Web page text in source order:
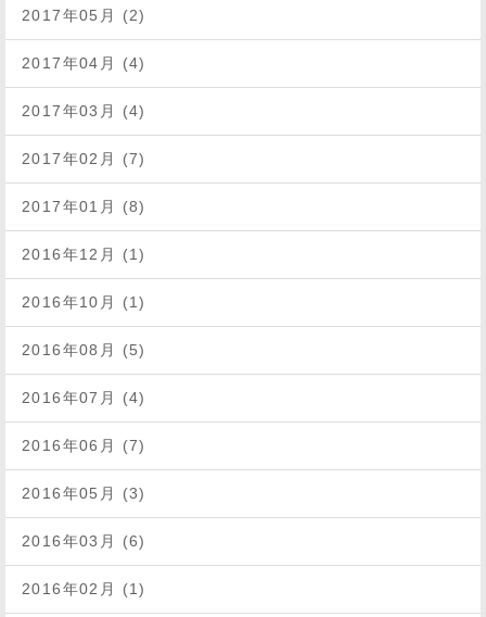
2017年05月 (2)
2017年04月 (4)
2017年03月 (4)
2017年02月 (7)
2017年01月 (8)
2016年12月 (1)
2016年10月 (1)
2016年08月 (5)
2016年07月 (4)
2016年06月 (7)
2016年05月 (3)
2016年03月 (6)
2016年02月 (1)